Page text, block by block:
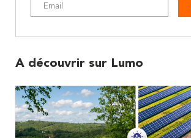
A découvrir sur Lumo